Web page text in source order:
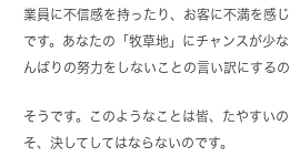
業員に不信感を持ったり、お客に不満を感
です。あなたの「牧草地」にチャンスが少
んばりの努力をしないことの言い訳にする
そうです。このようなことは皆、たやすい
そ、決してしてはならないのです。